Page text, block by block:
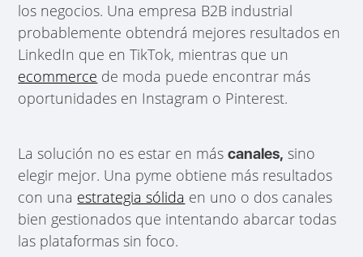
los negocios. Una empresa B2B industrial
probablemente obtendrá mejores resultados en
LinkedIn que en TikTok, mientras que un
ecommerce de moda puede encontrar más
oportunidades en Instagram o Pinterest.
La solución no es estar en máscanales, sino
elegir mejor. Una pyme obtiene más resultados
con una estrategia sólida en uno o dos canales
bien gestionados que intentando abarcar todas
las plataformas sin foco.